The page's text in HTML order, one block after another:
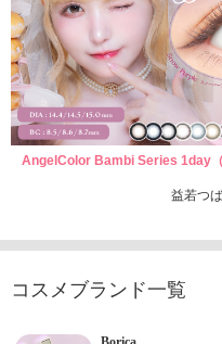
AngelColor Bambi Series 1day
益若つ
コスメブランド一覧